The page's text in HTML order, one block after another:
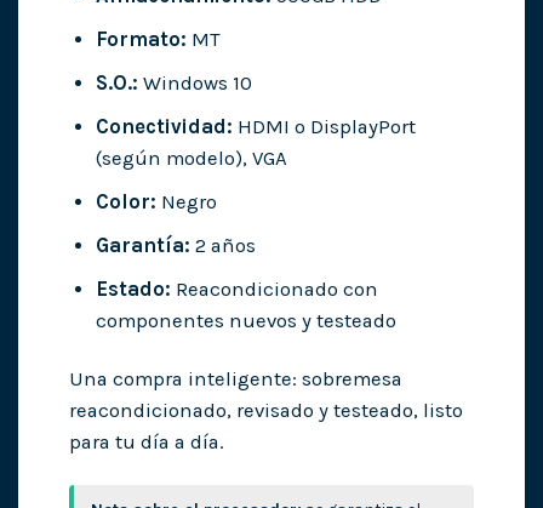
Formato: MT
S.O.: Windows 10
Conectividad: HDMI o DisplayPort
(según modelo), VGA
Color: Negro
Garantía: 2 años
Estado: Reacondicionado con
componentes nuevos y testeado
Una compra inteligente: sobremesa
reacondicionado, revisado y testeado, listo
para tu día a día.